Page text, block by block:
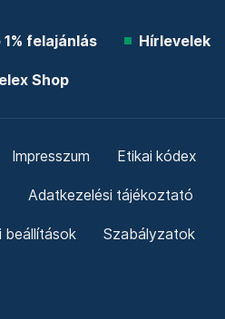
1% felajánlás Hírlevelek
Shop
Impresszum Etikai kódex
Adatkezelési tájékoztató
beállítások Szabályzatok